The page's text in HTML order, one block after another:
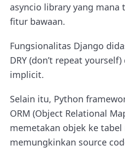
asyncio library yang mana
fitur bawaan.
Fungsionalitas Django
DRY (don’t repeat
implicit.
Selain itu, Python
ORM (Object Relational
memetakan objek ke
memungkinkan source